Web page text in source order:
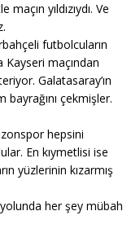
yıldızıydı. Ve
futbolcuların
Kayseri maçından
Galatasaray’ın
çekmişler.
hepsini
En kıymetlisi ise
yüzlerinin kızarmış
her şey mübah